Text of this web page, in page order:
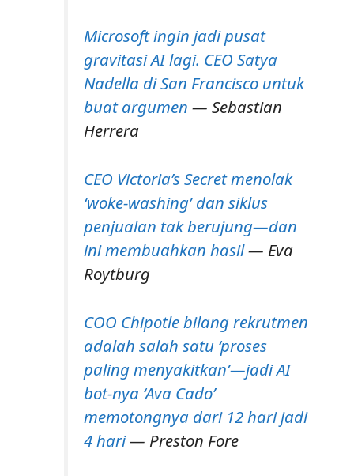
Microsoft ingin jadi pusat
gravitasi AI lagi. CEO Satya
Nadella di San Francisco untuk
buat argumen — Sebastian
Herrera
CEO Victoria’s Secret menolak
‘woke-washing’ dan siklus
penjualan tak berujung—dan
ini membuahkan hasil— Eva
Roytburg
COO Chipotle bilang rekrutmen
adalah salah satu ‘proses
paling menyakitkan’—jadi AI
bot-nya ‘Ava Cado’
memotongnya dari 12 hari jadi
4 hari— Preston Fore